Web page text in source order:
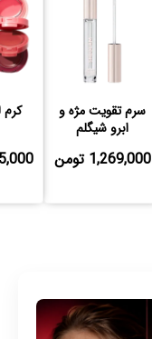
سرم تقویت مژه و
ابرو شیگلم
1,269,000 تومن